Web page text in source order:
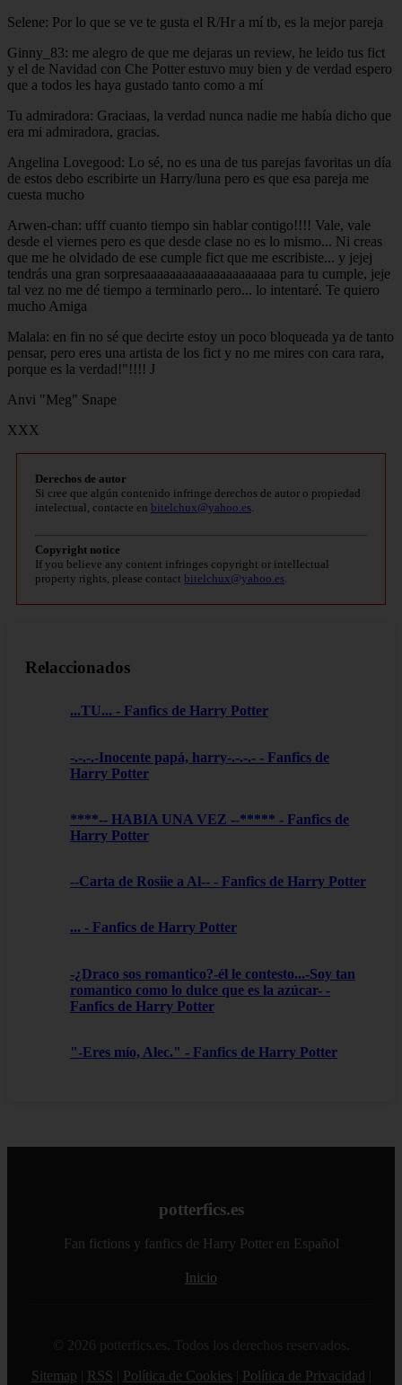
Selene: Por lo que se ve te gusta el R/Hr a mí tb, es la mejor pareja
Ginny_83: me alegro de que me dejaras un review, he leido tus fict
y el de Navidad con Che Potter estuvo muy bien y de verdad espero
que a todos les haya gustado tanto como a mí
Tu admiradora: Graciaas, la verdad nunca nadie me había dicho que
era mi admiradora, gracias.
Angelina Lovegood: Lo sé, no es una de tus parejas favoritas un día
de estos debo escribirte un Harry/luna pero es que esa pareja me
cuesta mucho
Arwen-chan: ufff cuanto tiempo sin hablar contigo!!!! Vale, vale
desde el viernes pero es que desde clase no es lo mismo... Ni creas
que me he olvidado de ese cumple fict que me escribiste... y jejej
tendrás una gran sorpresaaaaaaaaaaaaaaaaaaaaa para tu cumple, jeje
tal vez no me dé tiempo a terminarlo pero... lo intentaré. Te quiero
mucho Amiga
Malala: en fin no sé que decirte estoy un poco bloqueada ya de tanto
pensar, pero eres una artista de los fict y no me mires con cara rara,
porque es la verdad!"!!!! J
Anvi "Meg" Snape
XXX
Derechos de autor
Si cree que algún contenido infringe derechos de autor o propiedad
intelectual, contacte en bitelchux@yahoo.es
Copyright notice
If you believe any content infringes copyright or intellectual
property rights, please contact bitelchux@yahoo.es
Relaccionados
...TU... - Fanfics de Harry Potter
-.-.-.-Inocente papá, harry-.-.-.- - Fanfics de
Harry Potter
****-- HABIA UNA VEZ --***** - Fanfics de
Harry Potter
--Carta de Rosiie a Al-- - Fanfics de Harry Potter
... - Fanfics de Harry Potter
-¿Draco sos romantico?-él le contesto...-Soy tan
romantico como lo dulce que es la azúcar- -
Fanfics de Harry Potter
"-Eres mío, Alec." - Fanfics de Harry Potter
potterfics.es
Fan fictions y fanfics de Harry Potter en Español
Inicio
© 2026 potterfics.es. Todos los derechos reservados.
Sitemap
RSS Política de Cookies Política de Privacidad